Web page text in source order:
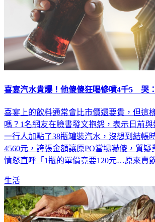
喜宴汽水貴爆！他傻傻狂喝慘噴4千5 哭
喜宴上的飲料通常會比市價還要貴，但這
嗎？1名網友在臉書發文抱怨，表示日前與
一行人加點了38瓶罐裝汽水，沒想到結帳
4560元，誇張金額讓原PO當場嚇傻，質疑
憤怒直呼「1瓶的單價竟要120元…原來賣
生活